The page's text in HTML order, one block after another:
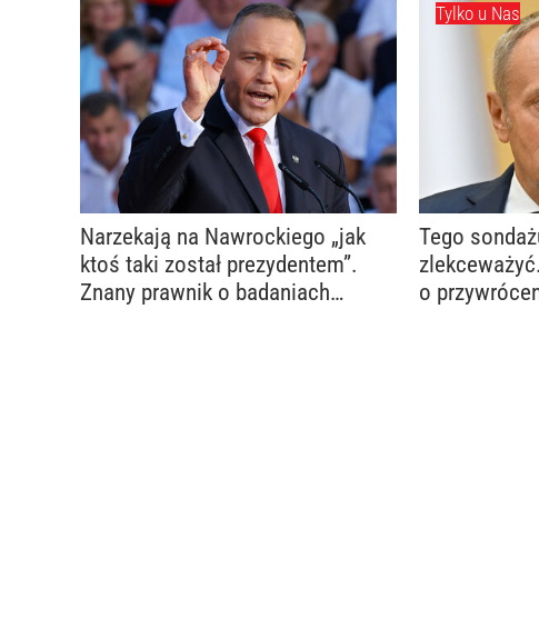
Narzekają na Nawrockiego „jak
ktoś taki został prezydentem”.
Znany prawnik o badaniach
Tylko u Nas
Tego
o